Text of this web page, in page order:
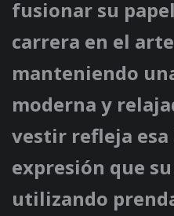
fusionar su
carrera en el
manteniendo
moderna y
vestir refleja
expresión que
utilizando